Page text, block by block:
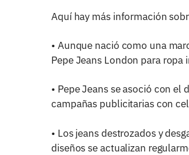
Aquí hay más información
• Aunque nació como una
Pepe Jeans London para
• Pepe Jeans se asoció con
campañas publicitarias con
• Los jeans destrozados y
diseños se actualizan